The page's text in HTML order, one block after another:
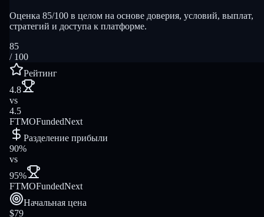
Оценка 85/100 в целом на основе доверия, условий, выплат,
стратегий и доступа к платформе.
85
/ 100
Рейтинг
4.8
vs
4.5
FTMOFundedNext
Разделение прибыли
90%
vs
95%
FTMOFundedNext
Начальная цена
$79